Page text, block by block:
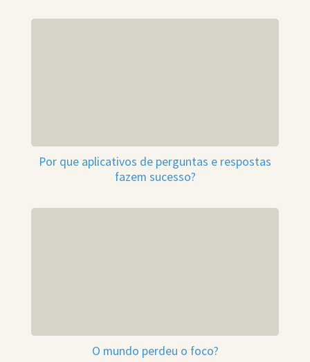
Por que aplicativos de perguntas e respostas
fazem sucesso?
O mundo perdeu o foco?